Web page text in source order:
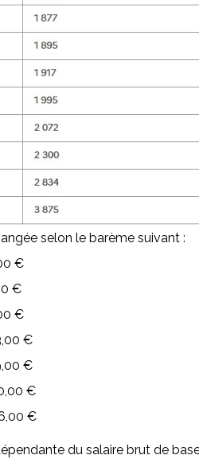
selon le barème suivant :
€
€
€
€
€
€
€
du salaire brut de